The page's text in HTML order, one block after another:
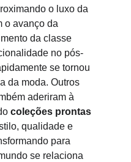
o luxo da
o avanço da
da classe
no pós-
se tornou
da moda. Outros
aderiram à
coleções prontas
qualidade e
para
se relaciona